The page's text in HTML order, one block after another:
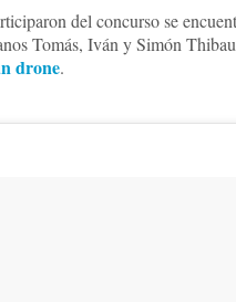
del concurso se
Tomás, Iván y Simón
drone.